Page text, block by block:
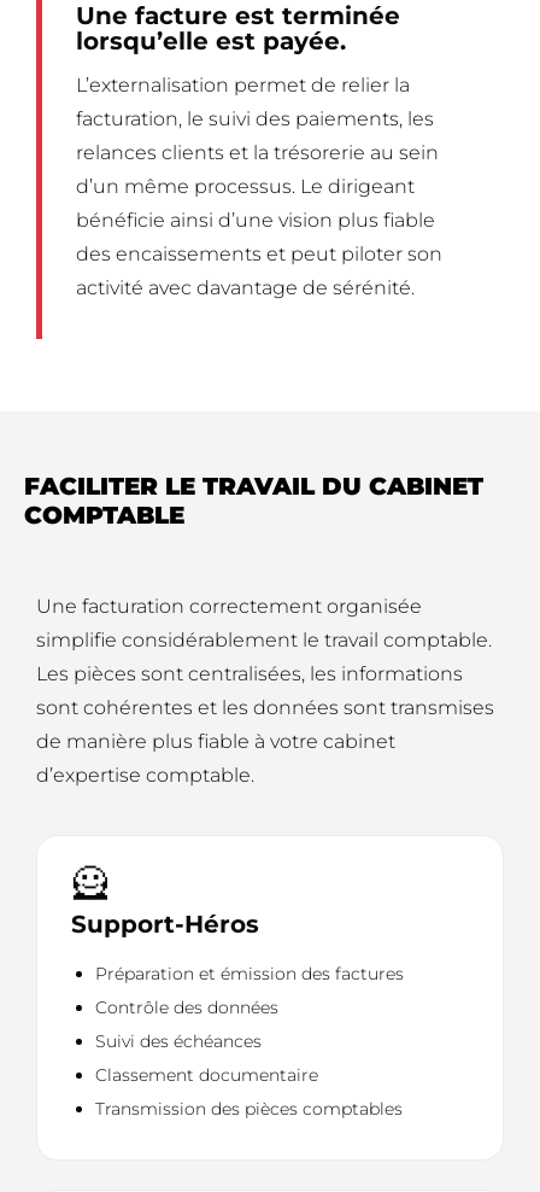
Une facture est terminée
lorsqu’elle est payée.
L’externalisation permet de relier la
facturation, le suivi des paiements, les
relances clients et la trésorerie au sein
d’un même processus. Le dirigeant
bénéficie ainsi d’une vision plus fiable
des encaissements et peut piloter son
activité avec davantage de sérénité.
FACILITER LE TRAVAIL DU CABINET
COMPTABLE
Une facturation correctement organisée
simplifie considérablement le travail comptable.
Les pièces sont centralisées, les informations
sont cohérentes et les données sont transmises
de manière plus fiable à votre cabinet
d’expertise comptable.
🦸
Support-Héros
Préparation et émission des factures
Contrôle des données
Suivi des échéances
Classement documentaire
Transmission des pièces comptables